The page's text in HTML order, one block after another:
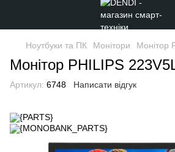
Ноутбуки та ПК Монітори Монітор
Монітор PHILIPS
Артикул: 6748 Написати відгук